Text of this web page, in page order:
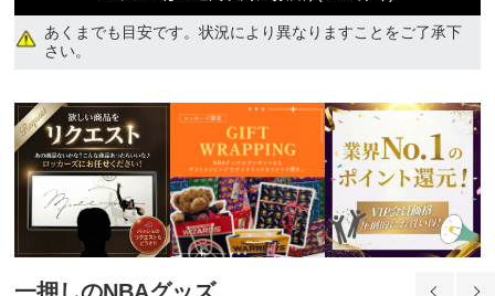
あくまでも目安です。状況により異なりますことをご了承下
さい。